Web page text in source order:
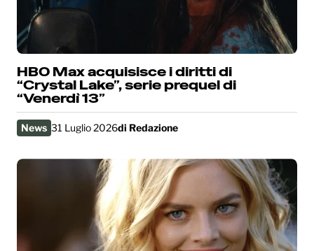
HBO Max acquisisce i diritti di
“Crystal Lake”, serie prequel di
“Venerdì 13”
News 31 Luglio 2026di Redazione